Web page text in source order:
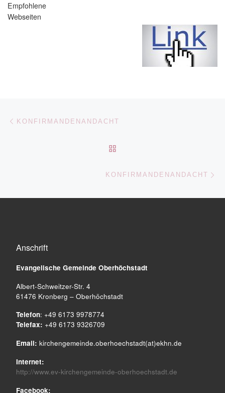
Empfohlene
Webseiten
Beitragsnavigation
KONFIRMANDENANDACHT
KONFIRMANDENANDACHT
Anschrift
Evangelische Gemeinde Oberhöchstadt
Albert-Schweitzer-Str. 4
61476 Kronberg – Oberhöchstadt
Telefon: +49 6173 9978774
Telefax: +49 6173 9326709
Email: kirchengemeinde.oberhoechstadt(at)ekhn.de
Internet:
http://www.ev-kirchengemeinde-oberhoechstadt.de
Facebook: